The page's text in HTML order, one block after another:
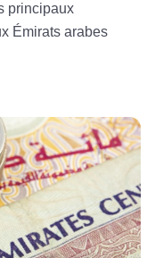
principaux
Émirats arabes